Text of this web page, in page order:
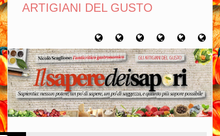
ARTIGIANI DEL GUSTO
Home Chi
sono
Artigiani
del
gusto
Viaggi
del
gusto
Filosofia
del
gusto